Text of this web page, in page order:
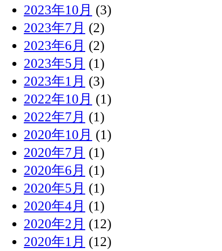
2023年10月 (3)
2023年7月 (2)
2023年6月 (2)
2023年5月 (1)
2023年1月 (3)
2022年10月 (1)
2022年7月 (1)
2020年10月 (1)
2020年7月 (1)
2020年6月 (1)
2020年5月 (1)
2020年4月 (1)
2020年2月 (12)
2020年1月 (12)